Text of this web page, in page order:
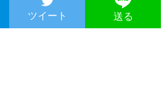
ツイート 送る